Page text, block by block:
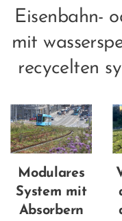
Eisenbahn-
mit
recycelten
Modulares
System mit
Absorbern